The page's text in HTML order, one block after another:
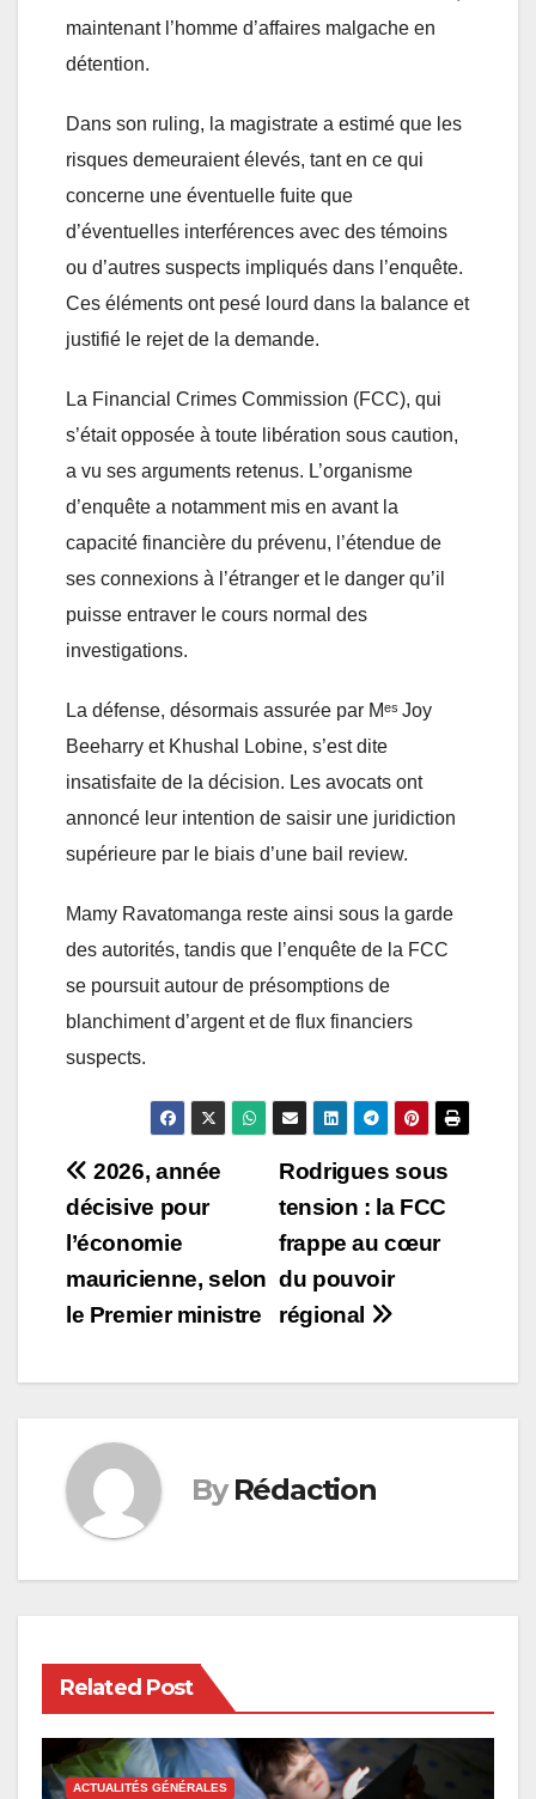
maintenant l’homme d’affaires malgache en
détention.
Dans son ruling, la magistrate a estimé que les
risques demeuraient élevés, tant en ce qui
concerne une éventuelle fuite que
d’éventuelles interférences avec des témoins
ou d’autres suspects impliqués dans l’enquête.
Ces éléments ont pesé lourd dans la balance et
justifié le rejet de la demande.
La Financial Crimes Commission (FCC), qui
s’était opposée à toute libération sous caution,
a vu ses arguments retenus. L’organisme
d’enquête a notamment mis en avant la
capacité financière du prévenu, l’étendue de
ses connexions à l’étranger et le danger qu’il
puisse entraver le cours normal des
investigations.
La défense, désormais assurée par Mᵉˢ Joy
Beeharry et Khushal Lobine, s’est dite
insatisfaite de la décision. Les avocats ont
annoncé leur intention de saisir une juridiction
supérieure par le biais d’une bail review.
Mamy Ravatomanga reste ainsi sous la garde
des autorités, tandis que l’enquête de la FCC
se poursuit autour de présomptions de
blanchiment d’argent et de flux financiers
suspects.
Post
navigation
Rodrigues sous
tension : la FCC
frappe au cœur
du pouvoir
régional
2026, année
décisive pour
l’économie
mauricienne, selon
le Premier ministre
By Rédaction
Related Post
ACTUALITÉS GÉNÉRALES